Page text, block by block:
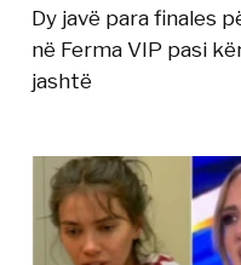
Dy javë para finales
në Ferma VIP pasi
jashtë